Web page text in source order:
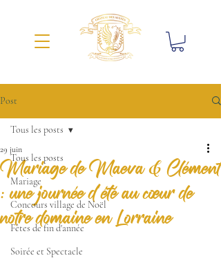
Post
Tous les posts
Mariage
Concours village de Noël
Fêtes de fin d'année
Soirée et Spectacle
Tous les posts
Mariage de Maeva & Clément
: une journée d'été au cœur de
notre domaine en Lorraine
29 juin